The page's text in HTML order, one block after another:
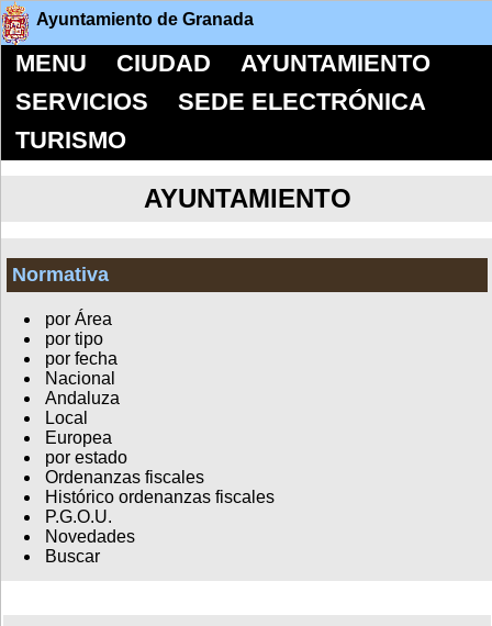
Ayuntamiento de Granada
MENU CIUDAD
AYUNTAMIENTO
SERVICIOS
SEDE ELECTRÓNICA
TURISMO
AYUNTAMIENTO
Normativa
por Área
por tipo
por fecha
Nacional
Andaluza
Local
Europea
por estado
Ordenanzas fiscales
Histórico ordenanzas fiscales
P.G.O.U.
Novedades
Buscar